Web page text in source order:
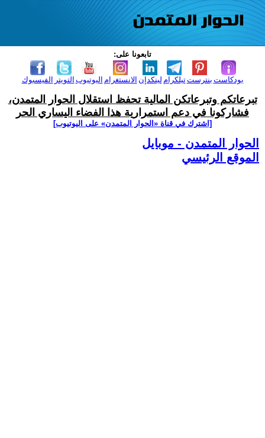
تابعونا على:
الفيسبوك التويتر اليوتيوب الانستغرام لينكدإن تيلكرامبنترست بودكاست
تبرعاتكم وتبرعاتكن المالية تحفظ استقلال الحوار المتمدن،
فشاركونا في دعم استمرارية هذا الفضاء اليساري الحر
[اشترك في قناة ‫«الحوار المتمدن» على اليوتيوب]
الحوار المتمدن - موبايل
الموقع الرئيسي